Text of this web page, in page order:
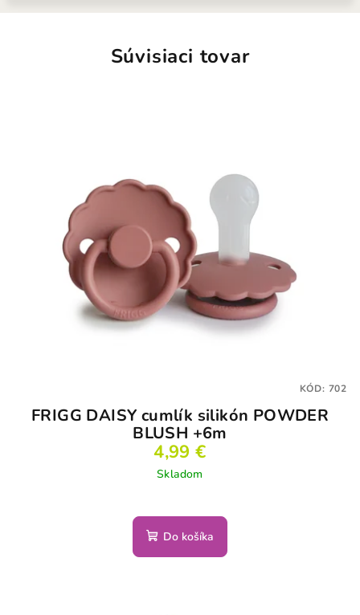
Súvisiaci tovar
FRIGG DAISY cumlík silikón POWDER
BLUSH +6m
4,99 €
Skladom
Do košíka
KÓD: 702